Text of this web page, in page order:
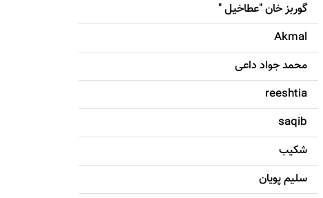
گوربز خان "عطاخیل "
Akmal
محمد جواد داعی
reeshtia
saqib
شکيب
سليم پویان